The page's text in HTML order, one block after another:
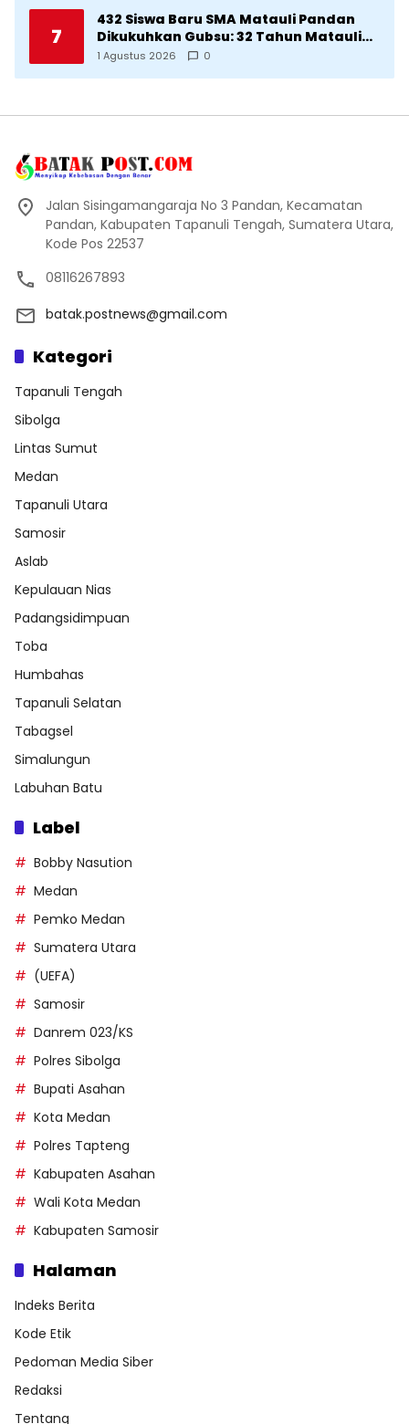
7
432 Siswa Baru SMA Matauli Pandan
Dikukuhkan Gubsu: 32 Tahun Matauli
Cetak SDM Unggul
1 Agustus 2026 0
Jalan Sisingamangaraja No 3 Pandan, Kecamatan
Pandan, Kabupaten Tapanuli Tengah, Sumatera Utara,
Kode Pos 22537
08116267893
batak.postnews@gmail.com
Kategori
Tapanuli Tengah
Sibolga
Lintas Sumut
Medan
Tapanuli Utara
Samosir
Aslab
Kepulauan Nias
Padangsidimpuan
Toba
Humbahas
Tapanuli Selatan
Tabagsel
Simalungun
Labuhan Batu
Label
Bobby Nasution
Medan
Pemko Medan
Sumatera Utara
(UEFA)
Samosir
Danrem 023/KS
Polres Sibolga
Bupati Asahan
Kota Medan
Polres Tapteng
Kabupaten Asahan
Wali Kota Medan
Kabupaten Samosir
Halaman
Indeks Berita
Kode Etik
Pedoman Media Siber
Redaksi
Tentang